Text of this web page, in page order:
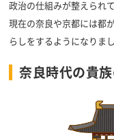
政治の仕組みが整えられ
現在の奈良や京都には都
らしをするようになりまし
奈良時代の貴